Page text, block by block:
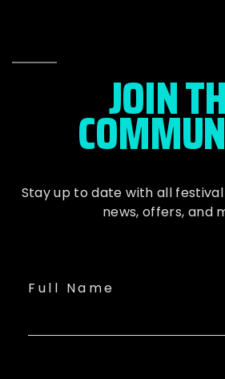
JOIN
Stay up to date with all
news, offers, and
Full Name